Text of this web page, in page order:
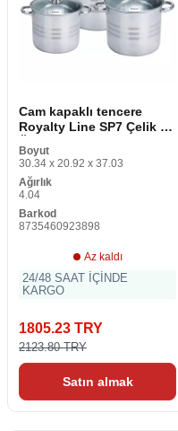
Cam kapaklı tencere
Royalty Line SP7 Çelik 8
Boyut
30.34 x 20.92 x 37.03
Ağırlık
4.04
Barkod
8735460923898
Az kaldı
24/48 SAAT İÇİNDE
KARGO
1805.23 TRY
2123.80 TRY
Satın almak